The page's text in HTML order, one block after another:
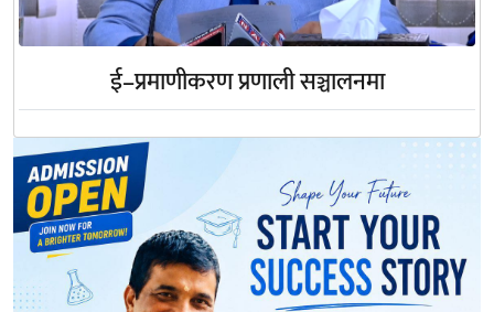
ई–प्रमाणीकरण प्रणाली सञ्चालनमा